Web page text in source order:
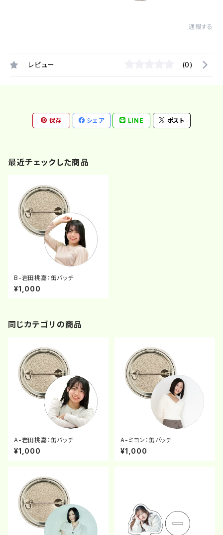
通報する
レビュー (0)
保存 シェア LINE ポスト
最近チェックした商品
B-岩田桃嘉：缶バッチ
¥1,000
同じカテゴリの商品
A-岩田桃嘉：缶バッチ
¥1,000
A-ミヨン：缶バッチ
¥1,000